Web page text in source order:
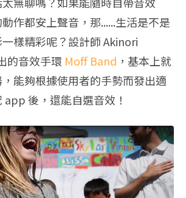
作都安上聲音，那......生活是不是
樣精彩呢？設計師 Akinori
的音效手環 Moff Band ，基本上就
能夠根據使用者的手勢而發出適
後，還能自選音效！